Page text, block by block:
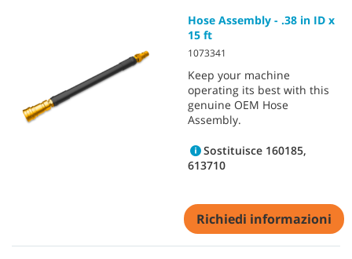
Hose Assembly - .38 in ID x
15 ft
1073341
Keep your machine
operating its best with this
genuine OEM Hose
Assembly.
Sostituisce 160185,
613710
Richiedi informazioni